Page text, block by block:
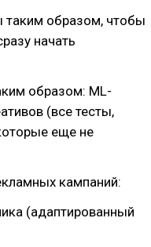
таким образом, чтобы
начать
образом: ML-
(все тесты,
еще не
кампаний:
(адаптированный